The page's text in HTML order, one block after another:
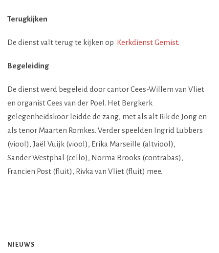
Terugkijken
De dienst valt terug te kijken op Kerkdienst Gemist.
Begeleiding
De dienst werd begeleid door cantor Cees-Willem van Vliet
en organist Cees van der Poel. Het Bergkerk
gelegenheidskoor leidde de zang, met als alt Rik de Jong en
als tenor Maarten Romkes. Verder speelden Ingrid Lubbers
(viool), Jaël Vuijk (viool), Erika Marseille (altviool),
Sander Westphal (cello), Norma Brooks (contrabas),
Francien Post (fluit), Rivka van Vliet (fluit) mee.
NIEUWS